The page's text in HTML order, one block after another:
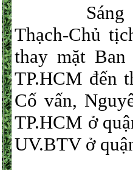
Sáng 23
Thạch-Chủ
thay mặt
TP.HCM đến
Cố vấn,
TP.HCM ở
UV.BTV ở